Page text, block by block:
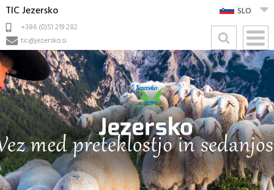
TIC Jezersko
+386 (0)51 219 282
tic@jezersko.si
SLO